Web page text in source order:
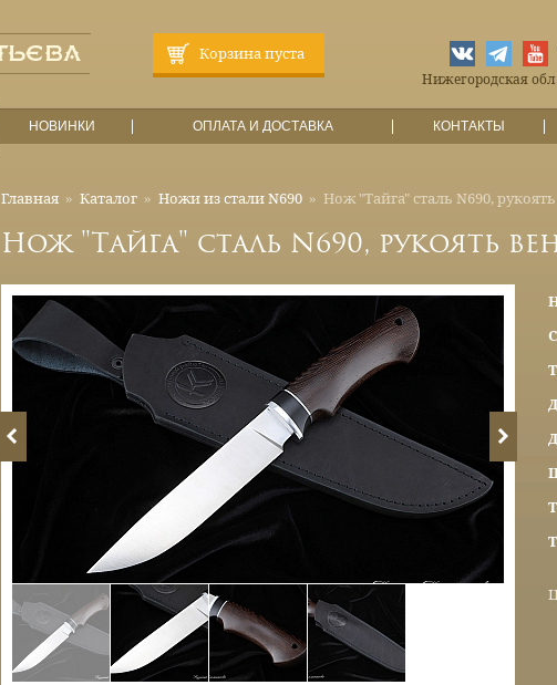
Корзина пуста
Нижегородская
НОВИНКИ ОПЛАТА И ДОСТАВКА КОНТАКТЫ
Главная » Каталог » Ножи из стали N690 » Нож "Тайга" сталь N690,
Нож "Тайга" сталь N690, рукоять